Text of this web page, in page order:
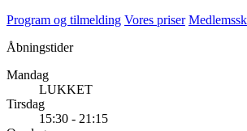
Program og tilmelding Vores priser
Åbningstider
Mandag
LUKKET
Tirsdag
15:30 - 21:15